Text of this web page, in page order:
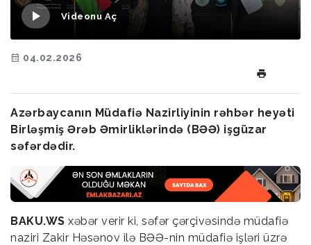
Videonu Aç
04.02.2026
Azərbaycanın Müdafiə Nazirliyinin rəhbər heyəti
Birləşmiş Ərəb Əmirliklərində (BƏƏ) işgüzar
səfərdədir.
BAKU.WS xəbər verir ki, səfər çərçivəsində müdafiə
naziri Zakir Həsənov ilə BƏƏ-nin müdafiə işləri üzrə